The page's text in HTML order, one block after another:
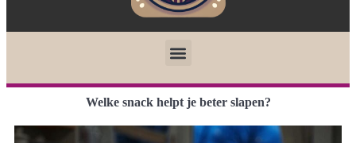
Welke snack helpt je beter slapen?